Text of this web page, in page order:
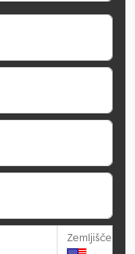
Zemljišče